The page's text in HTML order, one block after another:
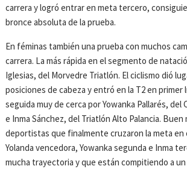
carrera y logró entrar en meta tercero,
bronce absoluta de la prueba.
En féminas también una prueba con muchos
carrera. La más rápida en el segmento de
Iglesias, del Morvedre Triatlón. El ciclismo dió
posiciones de cabeza y entró en la T2 en primer
seguida muy de cerca por Yowanka Pallarés, del
e Inma Sánchez, del Triatlón Alto Palancia. Buen
deportistas que finalmente cruzaron la meta en
Yolanda vencedora, Yowanka segunda e Inma
mucha trayectoria y que están compitiendo a